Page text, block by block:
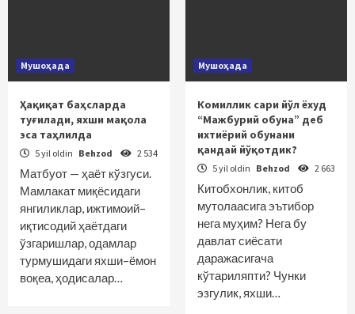
Мушоҳада
Ҳақиқат баҳсларда
туғилади, яхши мақола
эса таҳлилда
5 yil oldin Behzod 2 534
Матбуот — ҳаёт кўзгуси.
Мамлакат миқёсидаги
янгилик­лар, ижтимоий–
иқтисодий ҳаётдаги
ўзгаришлар, одамлар
турмушидаги яхши–ёмон
воқеа, ҳодисалар…
Мушоҳада
Комиллик сари йўл ёхуд
“Мажбурий обуна” деб
ихтиёрий обунани
қандай йўқотдик?
5 yil oldin Behzod 2 663
Китобхонлик, китоб
мутолаасига эътибор
нега муҳим? Нега бу
давлат сиёсати
даражасигача
кўтариляпти? Чунки
эзгулик, яхши…